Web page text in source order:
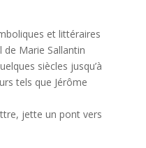
et littéraires
de Marie Sallantin
siècles jusqu’à
tels que Jérôme
jette un pont vers